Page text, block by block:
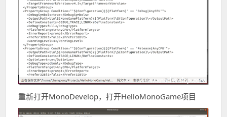
重新打开MonoDevelop，打开HelloMonoGame项目